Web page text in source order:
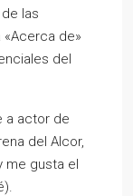
las
de»
del
a actor de
del Alcor,
me gusta el